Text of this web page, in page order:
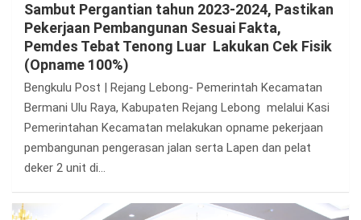
Sambut Pergantian tahun 2023-2024, Pastikan
Pekerjaan Pembangunan Sesuai Fakta,
Pemdes Tebat Tenong Luar Lakukan Cek Fisik
(Opname 100%)
Bengkulu Post | Rejang Lebong- Pemerintah Kecamatan
Bermani Ulu Raya, Kabupaten Rejang Lebong melalui Kasi
Pemerintahan Kecamatan melakukan opname pekerjaan
pembangunan pengerasan jalan serta Lapen dan pelat
deker 2 unit di…